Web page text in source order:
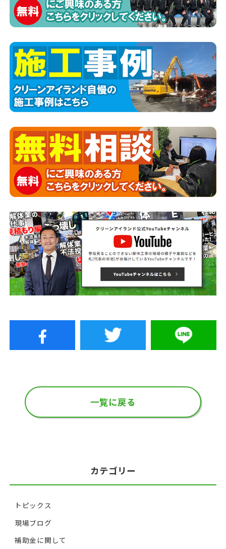
一覧に戻る
カテゴリー
トピックス
現場ブログ
補助金に関して